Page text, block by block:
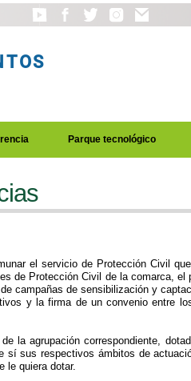
Parque tecnológico
el servicio de Protección Civil
de Protección Civil de la comarca, el
campañas de sensibilización y
y la firma de un convenio entre
la agrupación correspondiente,
sí sus respectivos ámbitos de
le quiera dotar.